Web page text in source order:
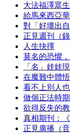
大法福澤眾生
給馬來西亞
對「好壞出
正見週刊（錄
人生抉擇
莫名的恐懼
「名」娃娃
在魔難中體
看不上別人
做個正法時
欲得反失的教
真相期刊：
正見廣播（